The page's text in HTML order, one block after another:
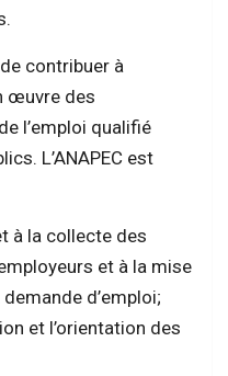
contribuer à
œuvre des
l’emploi qualifié
L’ANAPEC est
à la collecte des
et à la mise
d’emploi;
et l’orientation des